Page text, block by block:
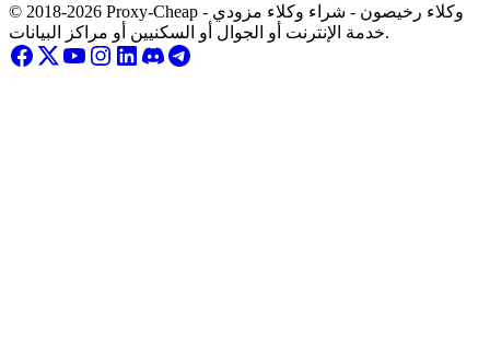
© 2018-2026 Proxy-Cheap - وكلاء رخيصون - شراء وكلاء مزودي
خدمة الإنترنت أو الجوال أو السكنيين أو مراكز البيانات.